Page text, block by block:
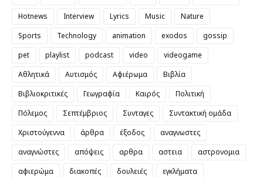
Hotnews
Interview Lyrics Music
Nature
Sports
Technology animation exodos
gossip
pet
playlist podcast video
videogame
Αθλητικά
Αυτισμός Αφιέρωμα
Βιβλία
Βιβλιοκριτικές
Γεωγραφία Καιρός
Πολιτική
Πόλεμος
Σεπτέμβριος Συνταγες
Συντακτική ομάδα
Χριστούγεννα
άρθρα έξοδος
αναγνωστες
αναγνώστες
απόψεις αρθρα αστεια
αστρονομια
αφιερώμα
διακοπές δουλειές
εγκλήματα